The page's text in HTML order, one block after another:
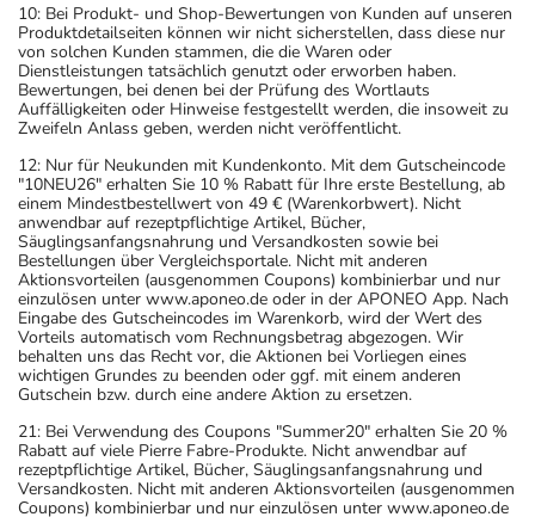
10: Bei Produkt- und Shop-Bewertungen von Kunden auf unseren
Produktdetailseiten können wir nicht sicherstellen, dass diese nur
von solchen Kunden stammen, die die Waren oder
Dienstleistungen tatsächlich genutzt oder erworben haben.
Bewertungen, bei denen bei der Prüfung des Wortlauts
Auffälligkeiten oder Hinweise festgestellt werden, die insoweit zu
Zweifeln Anlass geben, werden nicht veröffentlicht.
12: Nur für Neukunden mit Kundenkonto. Mit dem Gutscheincode
"10NEU26" erhalten Sie 10 % Rabatt für Ihre erste Bestellung, ab
einem Mindestbestellwert von 49 € (Warenkorbwert). Nicht
anwendbar auf rezeptpflichtige Artikel, Bücher,
Säuglingsanfangsnahrung und Versandkosten sowie bei
Bestellungen über Vergleichsportale. Nicht mit anderen
Aktionsvorteilen (ausgenommen Coupons) kombinierbar und nur
einzulösen unter www.aponeo.de oder in der APONEO App. Nach
Eingabe des Gutscheincodes im Warenkorb, wird der Wert des
Vorteils automatisch vom Rechnungsbetrag abgezogen. Wir
behalten uns das Recht vor, die Aktionen bei Vorliegen eines
wichtigen Grundes zu beenden oder ggf. mit einem anderen
Gutschein bzw. durch eine andere Aktion zu ersetzen.
21: Bei Verwendung des Coupons "Summer20" erhalten Sie 20 %
Rabatt auf viele Pierre Fabre-Produkte. Nicht anwendbar auf
rezeptpflichtige Artikel, Bücher, Säuglingsanfangsnahrung und
Versandkosten. Nicht mit anderen Aktionsvorteilen (ausgenommen
Coupons) kombinierbar und nur einzulösen unter www.aponeo.de